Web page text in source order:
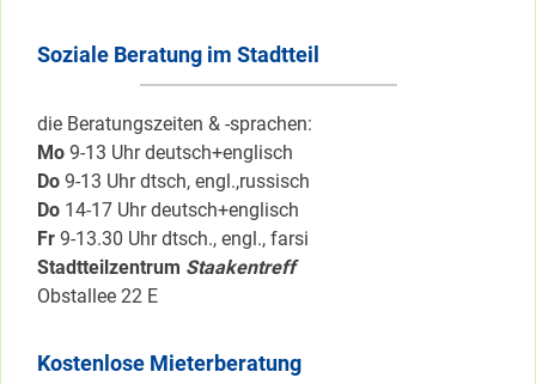
Soziale Beratung im Stadtteil
die Beratungszeiten & -sprachen:
Mo 9-13 Uhr deutsch+englisch
Do 9-13 Uhr dtsch, engl.,russisch
Do 14-17 Uhr deutsch+englisch
Fr 9-13.30 Uhr dtsch., engl., farsi
Stadtteilzentrum Staakentreff
Obstallee 22 E
Kostenlose Mieterberatung